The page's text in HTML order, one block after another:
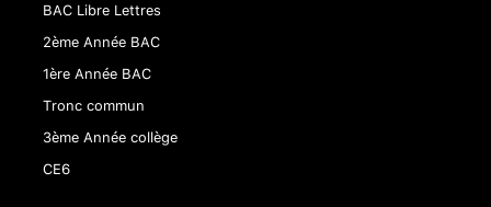
BAC Libre Lettres
2ème Année BAC
1ère Année BAC
Tronc commun
3ème Année collège
CE6